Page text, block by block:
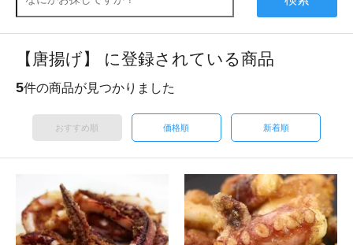
【唐揚げ】 に登録されている商品
5件の商品が見つかりました
おすすめ順 価格順 新着順